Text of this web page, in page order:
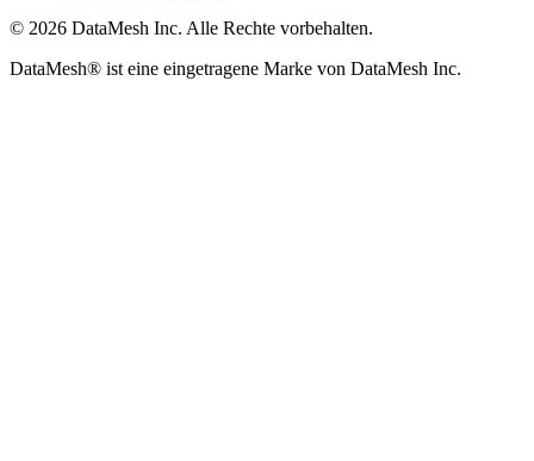
© 2026 DataMesh Inc. Alle Rechte vorbehalten.
DataMesh® ist eine eingetragene Marke von DataMesh Inc.